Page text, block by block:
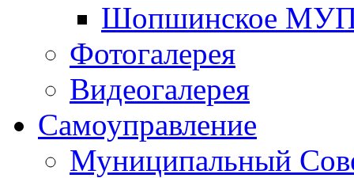
Шопшинское
Фотогалерея
Видеогалерея
Самоуправление
Муниципальный